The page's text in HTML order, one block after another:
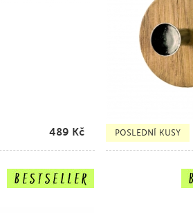
489 Kč POSLEDNÍ KUSY